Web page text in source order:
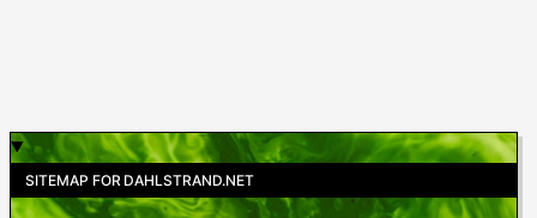
SITEMAP FOR DAHLSTRAND.NET